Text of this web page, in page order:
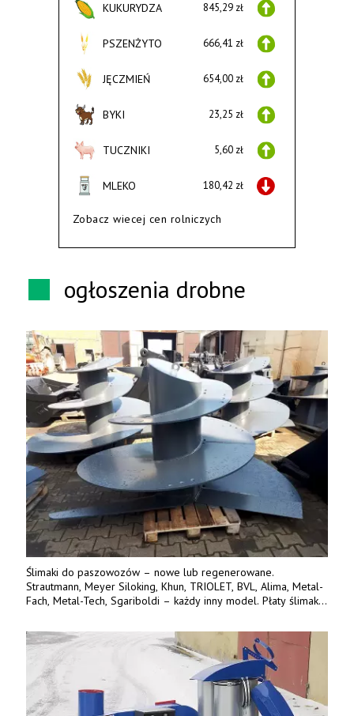
KUKURYDZA 845,29 zł
PSZENŻYTO 666,41 zł
JĘCZMIEŃ 654,00 zł
BYKI 23,25 zł
TUCZNIKI 5,60 zł
MLEKO 180,42 zł
Zobacz wiecej cen rolniczych
ogłoszenia drobne
Ślimaki do paszowozów – nowe lub regenerowane.
Strautmann, Meyer Siloking, Khun, TRIOLET, BVL, Alima, Metal-
Fach, Metal-Tech, Sgariboldi – każdy inny model. Płaty ślimaka
– 15 lub 18 mm. Możliwa wymiana i dowóz na miejsce – cała
Polska. Tel. 609 144 596.